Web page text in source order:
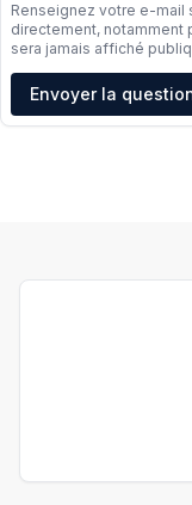
Renseignez votre e-mail
directement, notamment
sera jamais affiché
Adresse e-mail
Envoyer la